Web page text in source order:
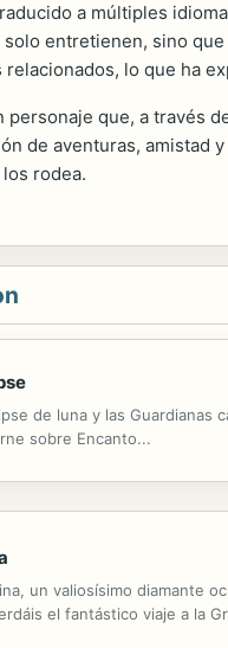
a múltiples
entretienen, sino
lo que ha
personaje que, a través
de aventuras,
rodea.
de luna y las
sobre Encanto...
un valiosísimo diamante
el fantástico viaje a la